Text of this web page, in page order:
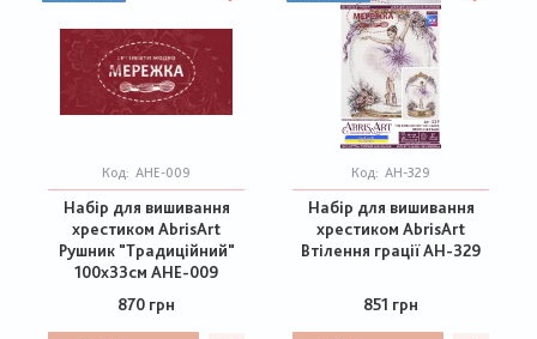
Код: AHE-009
Набір для вишивання
хрестиком AbrisArt
Рушник "Традиційний"
100х33см AHE-009
870 грн
Код: АН-329
Набір для вишивання
хрестиком AbrisArt
Втілення грації АН-329
851 грн